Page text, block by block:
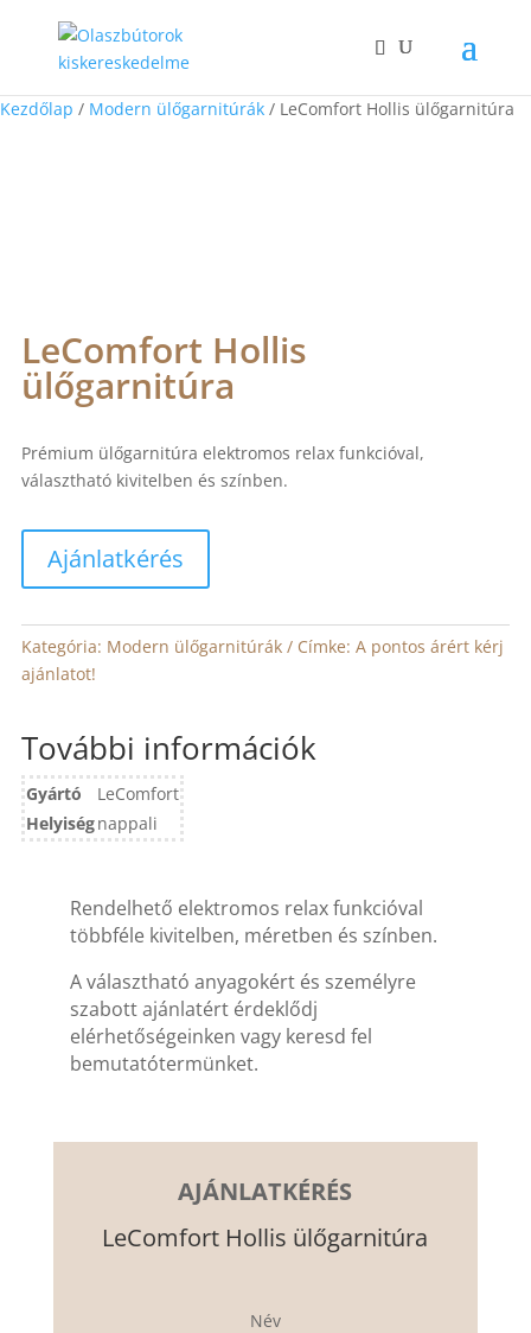
Kezdőlap / Modern ülőgarnitúrák / LeComfort Hollis ülőgarnitúra
LeComfort Hollis
ülőgarnitúra
Prémium ülőgarnitúra elektromos relax funkcióval,
választható kivitelben és színben.
Ajánlatkérés
Kategória: Modern ülőgarnitúrák Címke: A pontos árért kérj
ajánlatot!
További információk
Gyártó
LeComfort
Helyiségnappali
Rendelhető elektromos relax funkcióval
többféle kivitelben, méretben és színben.
A választható anyagokért és személyre
szabott ajánlatért érdeklődj
elérhetőségeinken vagy keresd fel
bemutatótermünket.
AJÁNLATKÉRÉS
LeComfort Hollis ülőgarnitúra
Név